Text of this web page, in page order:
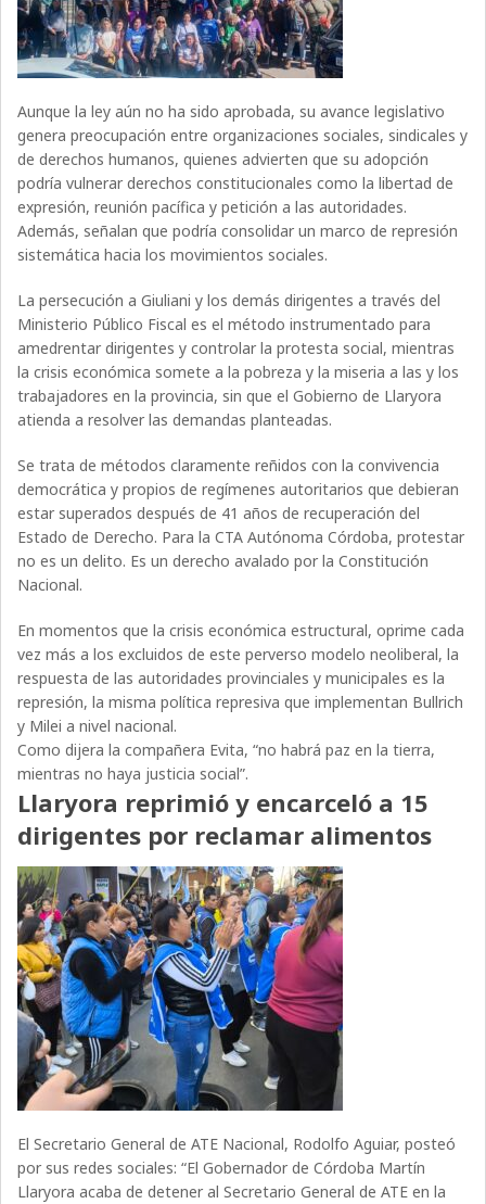
Aunque la ley aún no ha sido aprobada, su avance legislativo
genera preocupación entre organizaciones sociales, sindicales y
de derechos humanos, quienes advierten que su adopción
podría vulnerar derechos constitucionales como la libertad de
expresión, reunión pacífica y petición a las autoridades.
Además, señalan que podría consolidar un marco de represión
sistemática hacia los movimientos sociales.
La persecución a Giuliani y los demás dirigentes a través del
Ministerio Público Fiscal es el método instrumentado para
amedrentar dirigentes y controlar la protesta social, mientras
la crisis económica somete a la pobreza y la miseria a las y los
trabajadores en la provincia, sin que el Gobierno de Llaryora
atienda a resolver las demandas planteadas.
Se trata de métodos claramente reñidos con la convivencia
democrática y propios de regímenes autoritarios que debieran
estar superados después de 41 años de recuperación del
Estado de Derecho. Para la CTA Autónoma Córdoba, protestar
no es un delito. Es un derecho avalado por la Constitución
Nacional.
En momentos que la crisis económica estructural, oprime cada
vez más a los excluidos de este perverso modelo neoliberal, la
respuesta de las autoridades provinciales y municipales es la
represión, la misma política represiva que implementan Bullrich
y Milei a nivel nacional.
Como dijera la compañera Evita, “no habrá paz en la tierra,
mientras no haya justicia social”.
Llaryora reprimió y encarceló a 15
dirigentes por reclamar alimentos
El Secretario General de ATE Nacional, Rodolfo Aguiar, posteó
por sus redes sociales: “El Gobernador de Córdoba Martín
Llaryora acaba de detener al Secretario General de ATE en la